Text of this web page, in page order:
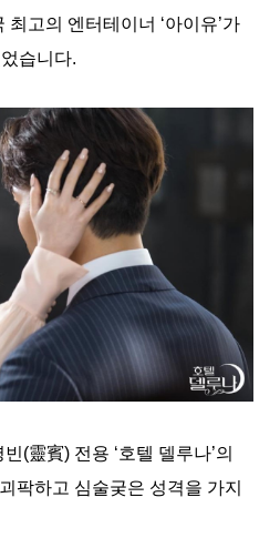
고의 엔터테이너 ‘아이유’가
습니다.
(靈賓) 전용 ‘호텔 델루나’의
팍하고 심술궂은 성격을 가지